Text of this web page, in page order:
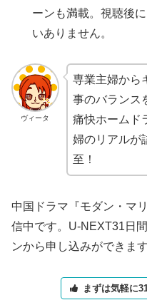
ーンも満載。視聴後
いありません。
ヴィータ
専業主婦から
事のバランス
痛快ホームド
婦のリアルが
至！
中国ドラマ『モダン・マ
信中です。U-NEXT31日
ンから申し込みができま
まずは気軽に